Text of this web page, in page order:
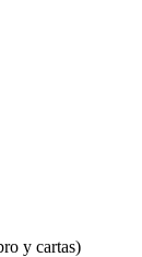
y cartas)